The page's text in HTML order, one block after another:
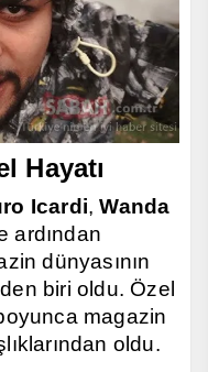
Hayatı
Icardi,Wanda
ardından
dünyasının
biri oldu. Özel
magazin
oldu.